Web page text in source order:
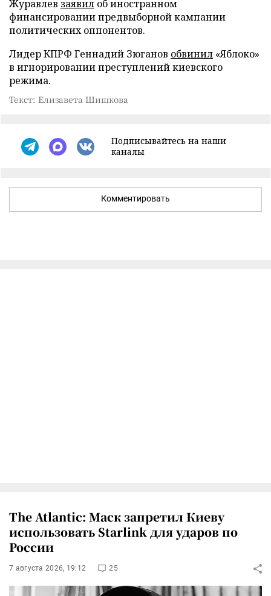
Журавлев заявил об иностранном
финансировании предвыборной кампании
политических оппонентов.
Лидер КПРФ Геннадий Зюганов обвинил «Яблоко»
в игнорировании преступлений киевского
режима.
Текст: Елизавета Шишкова
Подписывайтесь на наши
каналы
Комментировать
The Atlantic: Маск запретил Киеву
использовать Starlink для ударов по
России
7 августа 2026, 19:12 25